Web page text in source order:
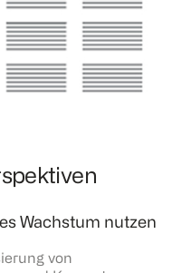
Wachstum nutzen
von